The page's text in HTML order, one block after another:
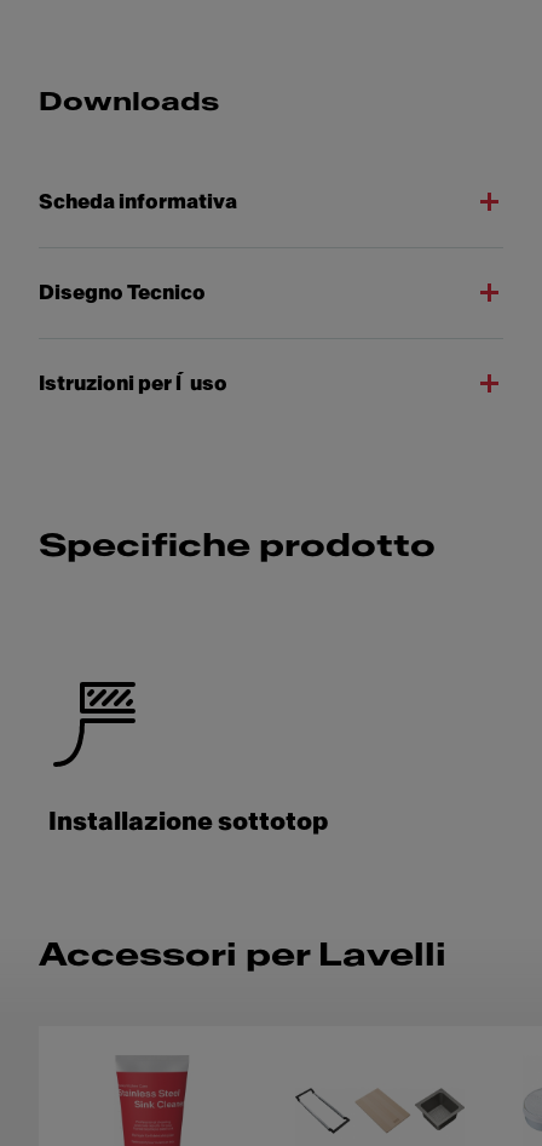
Downloads
Scheda informativa
Disegno Tecnico
Istruzioni per l´uso
Specifiche prodotto
Installazione sottotop
Accessori per Lavelli